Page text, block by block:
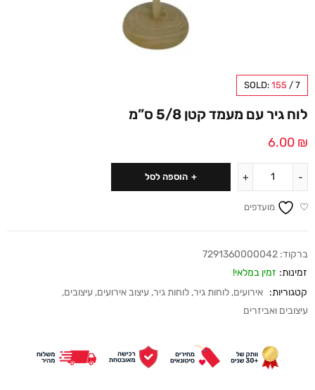
SOLD: 155 / 7
לוח גיר עם מעמד קטן 5/8 ס”מ
6.00 ₪
הוספה לסל
מועדפים
ברקוד: 7291360000042
זמינות: זמין במלאי!
קטגוריות: אירועים, לוחות גיר, לוחות גיר, עיצוב אירועים, עיצובים,
עיצובים ואביזרים